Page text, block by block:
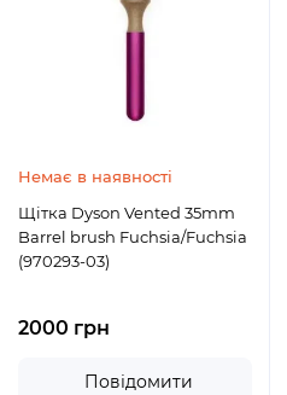
Немає в наявності
Щітка Dyson Vented 35mm
Barrel brush Fuchsia/Fuchsia
(970293-03)
2000 грн
Повідомити